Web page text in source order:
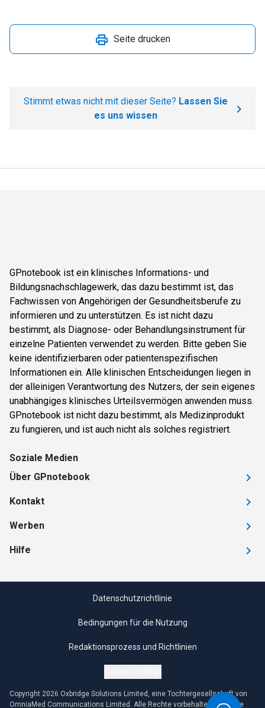
Seite drucken
Stimmt etwas nicht mit dieser Seite? Lassen Sie
es uns wissen
GPnotebook ist ein klinisches Informations- und
Bildungsnachschlagewerk, das dazu bestimmt ist, das
Fachwissen von Angehörigen der Gesundheitsberufe zu
informieren und zu unterstützen. Es ist nicht dazu
bestimmt, als Diagnose- oder Behandlungsinstrument für
einzelne Patienten verwendet zu werden. Bitte geben Sie
keine identifizierbaren oder patientenspezifischen
Informationen ein. Alle klinischen Entscheidungen liegen in
der alleinigen Verantwortung des Nutzers, der sein eigenes
unabhängiges klinisches Urteilsvermögen anwenden muss.
GPnotebook ist nicht dazu bestimmt, als Medizinprodukt
zu fungieren, und ist auch nicht als solches registriert.
Soziale Medien
Über GPnotebook
Kontakt
Werben
Hilfe
Datenschutzrichtlinie
Bedingungen für die Nutzung
Redaktionsprozess und Richtlinien
Copyright 2026 Oxbridge Solutions Limited, eine Tochtergesellschaft von
OmniaMed Communications Limited. Alle Rechte vorbehalten. Jegliche